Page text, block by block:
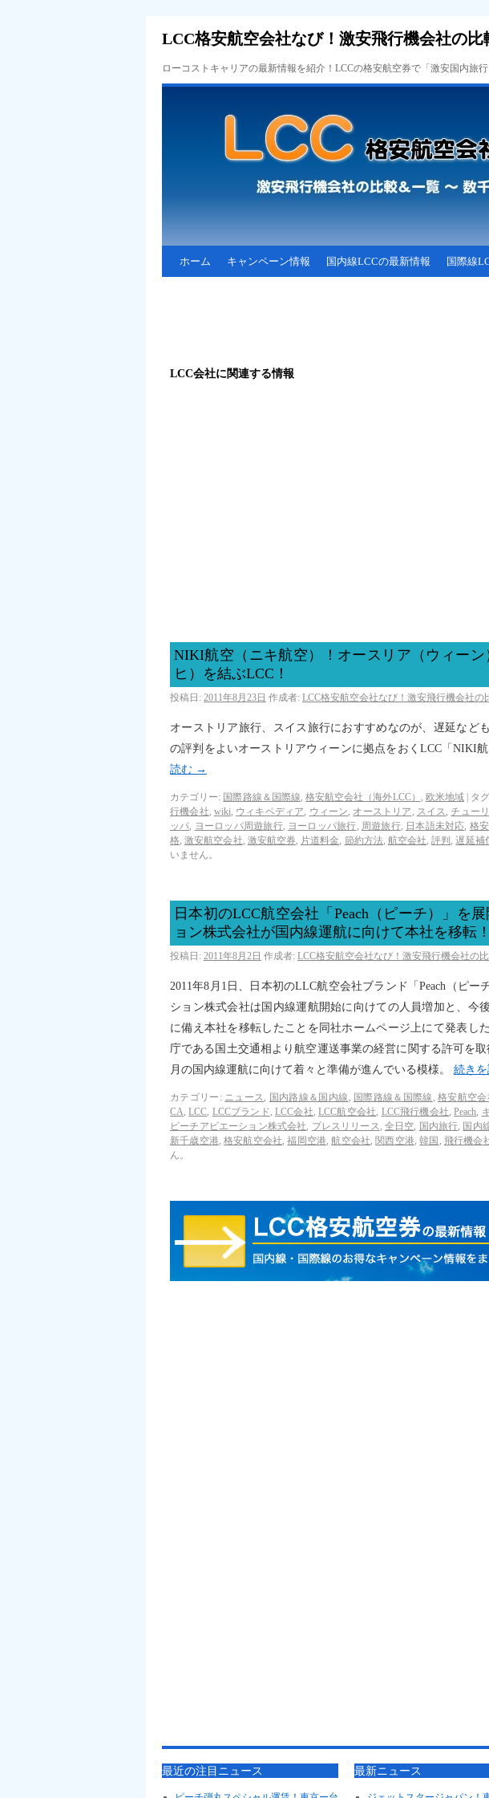
LCC格安航空会社なび！激安飛行機会社の比
ローコストキャリアの最新情報を紹介！LCCの格安航空券で「激安国内旅
ホーム キャンペーン情報 国内線LCCの最新情報 国際線
LCC会社に関連する情報
NIKI航空（ニキ航空）！オースリア（ウィーン
ヒ）を結ぶLCC！
投稿日: 2011年8月23日 作成者: LCC格安航空会社なび！激安飛行機会社の
オーストリア旅行、スイス旅行におすすめなのが、遅延など
の評判をよいオーストリアウィーンに拠点をおくLCC「NIKI
読む →
カテゴリー: 国際路線＆国際線, 格安航空会社（海外LCC） , 欧米地域 タ
行機会社, wiki, ウィキペディア, ウィーン, オーストリア , スイス,チュー
ッパ, ヨーロッパ周遊旅行, ヨーロッパ旅行, 周遊旅行, 日本語未対応, 格
格,激安航空会社, 激安航空券, 片道料金, 節約方法, 航空会社,評判 ,遅延補
いません。
日本初のLCC航空会社「Peach（ピーチ）」を
ョン株式会社が国内線運航に向けて本社を移転！
投稿日: 2011年8月2日 作成者: LCC格安航空会社なび！激安飛行機会社の
2011年8月1日、日本初のLLC航空会社ブランド「Peach（ピー
ション株式会社は国内線運航開始に向けての人員増加と、今
に備え本社を移転したことを同社ホームページ上にて発表し
庁である国土交通相より航空運送事業の経営に関する許可を
月の国内線運航に向けて着々と準備が進んでいる模様。 続き
カテゴリー: ニュース, 国内路線＆国内線 , 国際路線＆国際線 , 格安航空会
CA,LCC, LCCブランド, LCC会社, LCC航空会社, LCC飛行機会社,Peach,
ピーチアビエーション株式会社, プレスリリース, 全日空, 国内旅行, 国内
新千歳空港,格安航空会社,福岡空港,航空会社, 関西空港,韓国 , 飛行機会
ん。
最近の注目ニュース 最新ニュース